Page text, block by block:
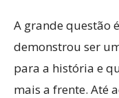
A grande questão
demonstrou ser
para a história e
mais a frente. Até